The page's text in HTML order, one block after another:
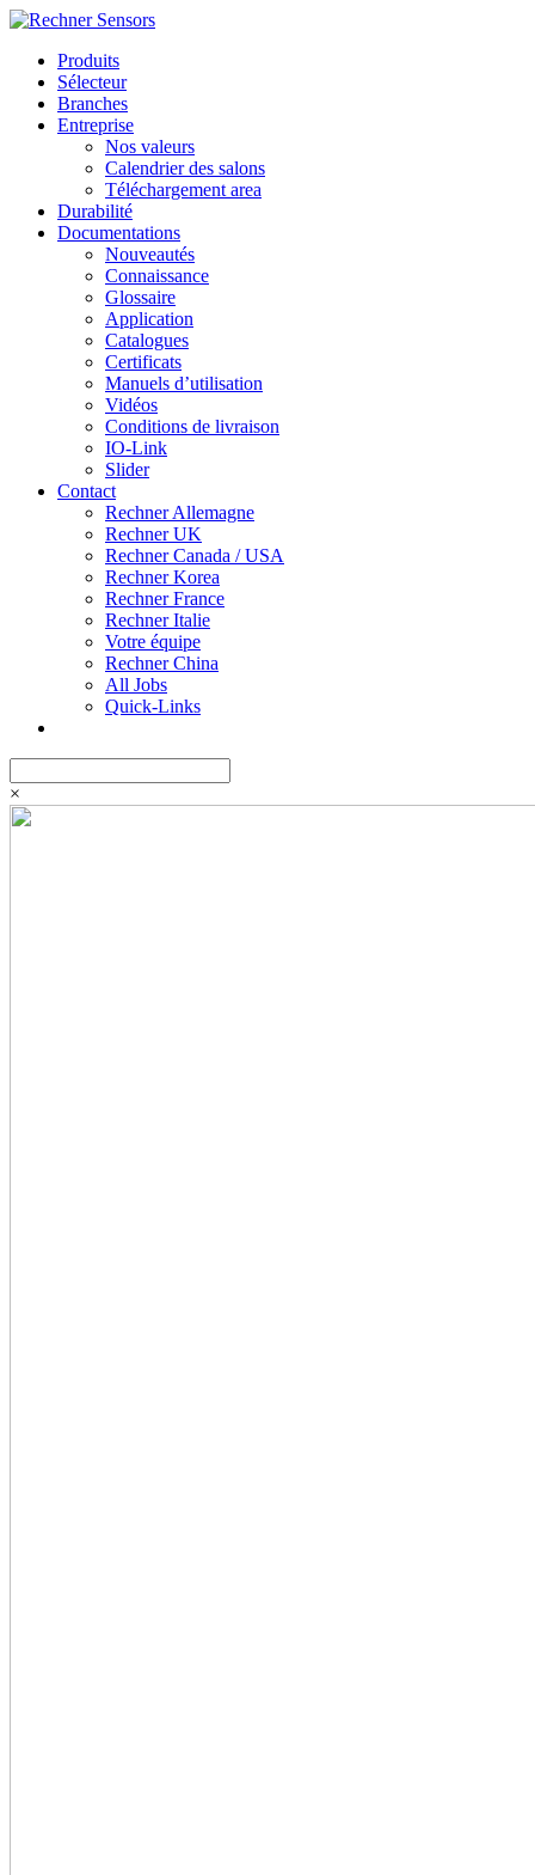
Produits
Sélecteur
Branches
Entreprise
Nos valeurs
Calendrier des salons
Téléchargement area
Durabilité
Documentations
Nouveautés
Connaissance
Glossaire
Application
Catalogues
Certificats
Manuels d’utilisation
Vidéos
Conditions de livraison
IO-Link
Slider
Contact
Rechner Allemagne
Rechner UK
Rechner Canada / USA
Rechner Korea
Rechner France
Rechner Italie
Votre équipe
Rechner China
All Jobs
Quick-Links
×